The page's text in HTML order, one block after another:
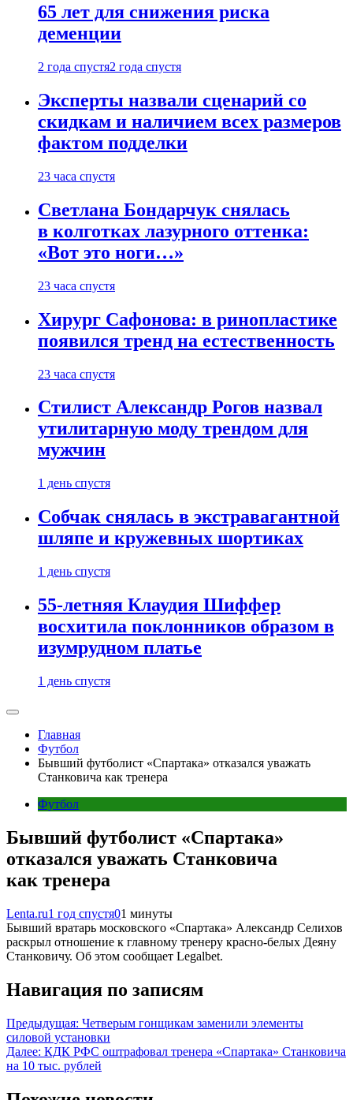
65 лет для снижения риска
деменции
2 года спустя2 года спустя
Эксперты назвали сценарий со
скидкам и наличием всех размеров
фактом подделки
23 часа спустя
Светлана Бондарчук снялась
в колготках лазурного оттенка:
«Вот это ноги…»
23 часа спустя
Хирург Сафонова: в ринопластике
появился тренд на естественность
23 часа спустя
Стилист Александр Рогов назвал
утилитарную моду трендом для
мужчин
1 день спустя
Собчак снялась в экстравагантной
шляпе и кружевных шортиках
1 день спустя
55-летняя Клаудия Шиффер
восхитила поклонников образом в
изумрудном платье
1 день спустя
Главная
Футбол
Бывший футболист «Спартака» отказался уважать
Станковича как тренера
Футбол
Бывший футболист «Спартака»
отказался уважать Станковича
как тренера
Lenta.ru1 год спустя01 минуты
Бывший вратарь московского «Спартака» Александр Селихов
раскрыл отношение к главному тренеру красно-белых Деяну
Станковичу. Об этом сообщает Legalbet.
Навигация по записям
Предыдущая: Четверым гонщикам заменили элементы
силовой установки
Далее: КДК РФС оштрафовал тренера «Спартака» Станковича
на 10 тыс. рублей